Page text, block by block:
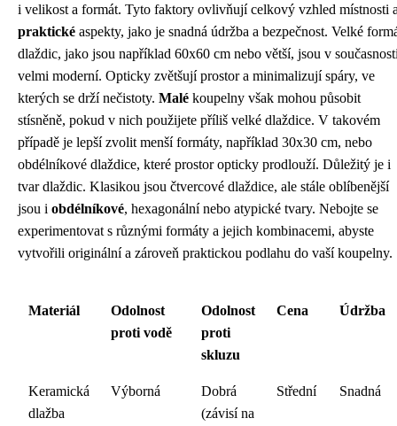
i velikost a formát. Tyto faktory ovlivňují celkový vzhled místnosti
praktické aspekty, jako je snadná údržba a bezpečnost. Velké
dlaždic, jako jsou například 60x60 cm nebo větší, jsou v
velmi moderní. Opticky zvětšují prostor a minimalizují spáry, ve
kterých se drží nečistoty. Malé koupelny však mohou působit
stísněně, pokud v nich použijete příliš velké dlaždice. V takovém
případě je lepší zvolit menší formáty, například 30x30 cm, nebo
obdélníkové dlaždice, které prostor opticky prodlouží. Důležitý je i
tvar dlaždic. Klasikou jsou čtvercové dlaždice, ale stále oblíbenější
jsou i obdélníkové, hexagonální nebo atypické tvary. Nebojte se
experimentovat s různými formáty a jejich kombinacemi, abyste
vytvořili originální a zároveň praktickou podlahu do vaší koupelny.
Materiál
Odolnost
proti vodě
Odolnost
proti
skluzu
Cena Údržba
Keramická
dlažba
Výborná
Dobrá
(závisí na
Střední Snadná